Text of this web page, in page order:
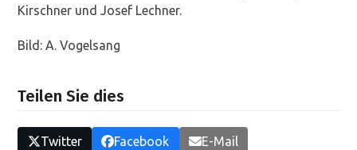
Kirschner und Josef Lechner.
Bild: A. Vogelsang
Teilen Sie dies
Twitter Facebook E-Mail